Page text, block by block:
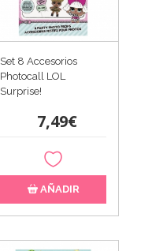
Set 8 Accesorios
Photocall LOL
Surprise!
7,49€
AÑADIR